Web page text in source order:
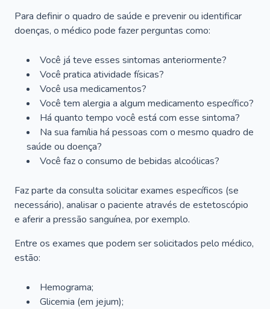
Para definir o quadro de saúde e prevenir ou identificar
doenças, o médico pode fazer perguntas como:
Você já teve esses sintomas anteriormente?
Você pratica atividade físicas?
Você usa medicamentos?
Você tem alergia a algum medicamento específico?
Há quanto tempo você está com esse sintoma?
Na sua família há pessoas com o mesmo quadro de
saúde ou doença?
Você faz o consumo de bebidas alcoólicas?
Faz parte da consulta solicitar exames específicos (se
necessário), analisar o paciente através de estetoscópio
e aferir a pressão sanguínea, por exemplo.
Entre os exames que podem ser solicitados pelo médico,
estão:
Hemograma;
Glicemia (em jejum);